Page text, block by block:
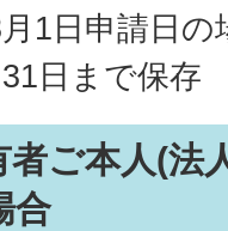
月1日申請日
日まで保存
ご本人(法
合